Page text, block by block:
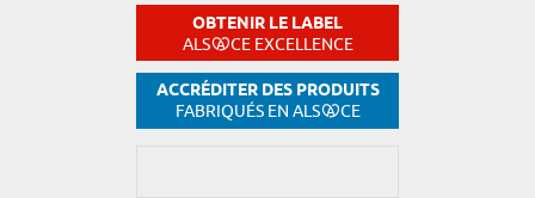
OBTENIR LE LABEL
ALS CE EXCELLENCE
ACCRÉDITER DES PRODUITS
FABRIQUÉS EN ALS CE